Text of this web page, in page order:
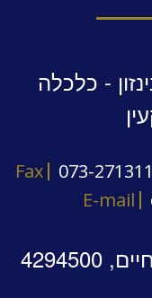
- כלכלה
Fax 073-
E-mail